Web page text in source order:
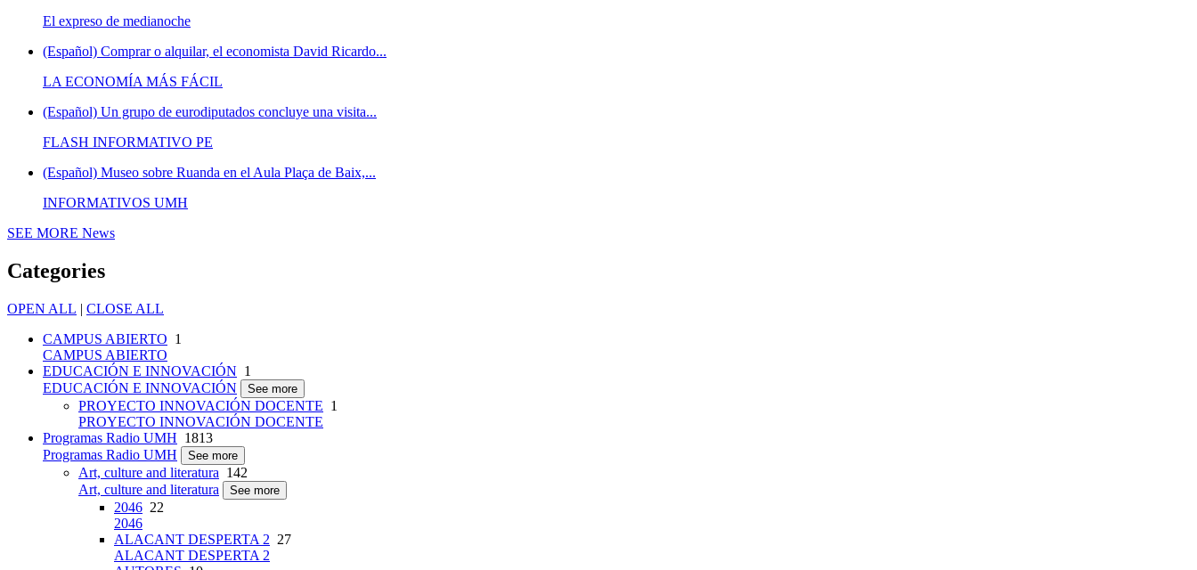
El expreso de medianoche
(Español) Comprar o alquilar, el economista David Ricardo...
LA ECONOMÍA MÁS FÁCIL
(Español) Un grupo de eurodiputados concluye una visita...
FLASH INFORMATIVO PE
(Español) Museo sobre Ruanda en el Aula Plaça de Baix,...
INFORMATIVOS UMH
SEE MORE News
Categories
OPEN ALL | CLOSE ALL
CAMPUS ABIERTO 1
CAMPUS ABIERTO
EDUCACIÓN E INNOVACIÓN 1
EDUCACIÓN E INNOVACIÓN
See more
PROYECTO INNOVACIÓN DOCENTE 1
PROYECTO INNOVACIÓN DOCENTE
Programas Radio UMH 1813
Programas Radio UMH
See more
Art, culture and literatura 142
Art, culture and literatura
See more
2046 22
2046
ALACANT DESPERTA 2 27
ALACANT DESPERTA 2